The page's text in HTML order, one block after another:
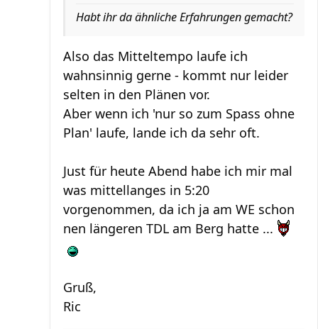
Habt ihr da ähnliche Erfahrungen gemacht?
Also das Mitteltempo laufe ich
wahnsinnig gerne - kommt nur leider
selten in den Plänen vor.
Aber wenn ich 'nur so zum Spass ohne
Plan' laufe, lande ich da sehr oft.
Just für heute Abend habe ich mir mal
was mittellanges in 5:20
vorgenommen, da ich ja am WE schon
nen längeren TDL am Berg hatte ...
Gruß,
Ric